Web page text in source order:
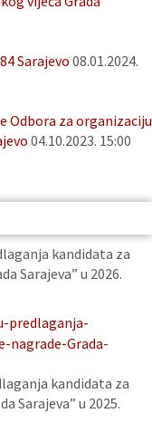
Sarajevo 08.01.2024.
Odbora za organizaciju
04.10.2023. 15:00
kandidata za
Sarajeva” u 2026.
predlaganja-
nagrade-Grada-
kandidata za
Sarajeva” u 2025.